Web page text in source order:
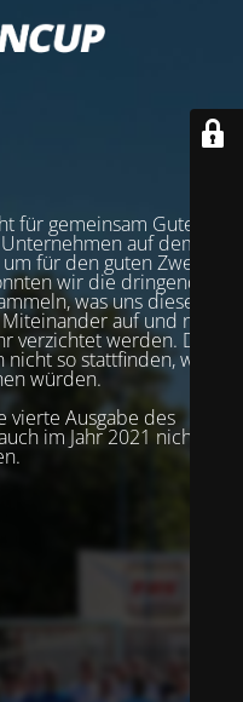
gemeinsam Gutes tun.
auf dem
für den guten Zweck zu
wir die dringend
was uns dieses Jahr
auf und neben
verzichtet werden. Der
so stattfinden, wie wir
würden.
vierte Ausgabe des
im Jahr 2021 nicht